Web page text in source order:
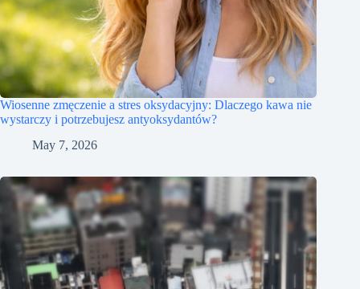
Wiosenne zmęczenie a stres oksydacyjny: Dlaczego kawa nie
wystarczy i potrzebujesz antyoksydantów?
May 7, 2026